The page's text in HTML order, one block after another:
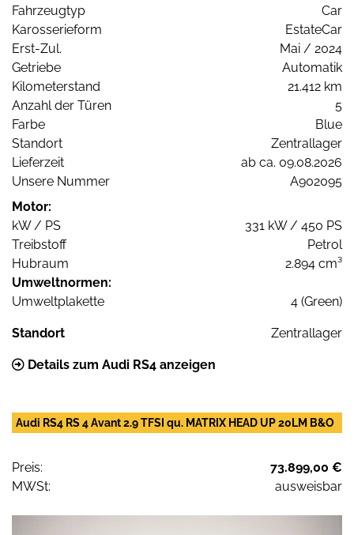
Fahrzeugtyp
Car
Karosserieform
EstateCar
Erst-Zul.
Mai / 2024
Getriebe
Automatik
Kilometerstand
21.412 km
Anzahl der Türen
5
Farbe
Blue
Standort
Zentrallager
Lieferzeit
ab ca. 09.08.2026
Unsere Nummer
A902095
Motor:
kW / PS
331 kW / 450 PS
Treibstoff
Petrol
Hubraum
2.894 cm³
Umweltnormen:
Umweltplakette
4 (Green)
Standort Zentrallager
Details zum Audi RS4 anzeigen
Audi RS4 RS 4 Avant 2.9 TFSI qu. MATRIX HEAD UP 20LM B&O
Preis:
73.899,00 €
MWSt:
ausweisbar